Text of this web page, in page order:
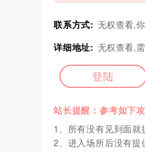
联系方式: 无权查看,
详细地址: 无权查看,
登陆
站长提醒：参考如下
1、所有没有见到面就
2、进入场所后没有提